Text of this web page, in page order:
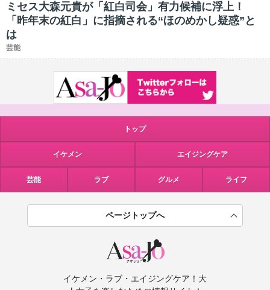
ミセス大森元貴が「紅白司会」有力候補に浮上！
「昨年末の紅白」に指摘される“ほのめかし疑惑”と
は
芸能
トップ
イケメン エイジングケア
芸能 ラブ グルメ ライフ
ページトップへ
イケメン・ラブ・エイジングケア！大